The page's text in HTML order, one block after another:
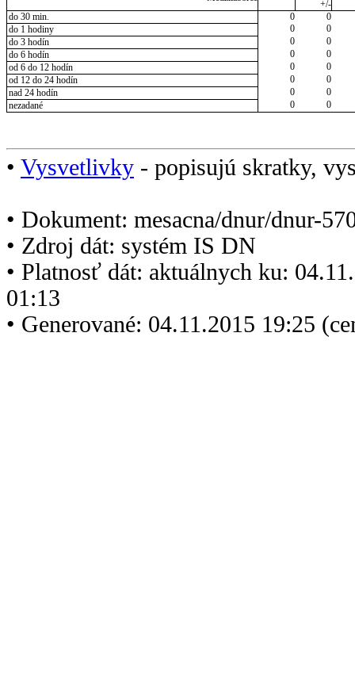
+/-
do 30 min.
0
0
do 1 hodiny
0
0
do 3 hodín
0
0
do 6 hodín
0
0
od 6 do 12 hodín
0
0
od 12 do 24 hodín
0
0
nad 24 hodín
0
0
nezadané
0 0
• Vysvetlivky - popisujú skratky,
• Dokument: mesacna/dnur/dnur-
• Zdroj dát: systém IS DN
• Platnosť dát: aktuálnych ku:
01:13
• Generované: 04.11.2015 19:25